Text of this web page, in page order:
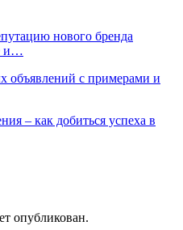
нового бренда
и…
объявлений с примерами и
– как добиться успеха в
опубликован.